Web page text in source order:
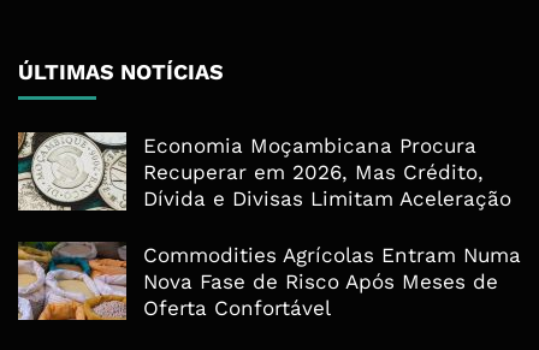
ÚLTIMAS NOTÍCIAS
Economia Moçambicana Procura
Recuperar em 2026, Mas Crédito,
Dívida e Divisas Limitam Aceleração
Commodities Agrícolas Entram Numa
Nova Fase de Risco Após Meses de
Oferta Confortável